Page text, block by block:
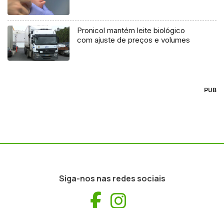
Pronicol mantém leite biológico
com ajuste de preços e volumes
PUB
Siga-nos nas redes sociais
Facebook